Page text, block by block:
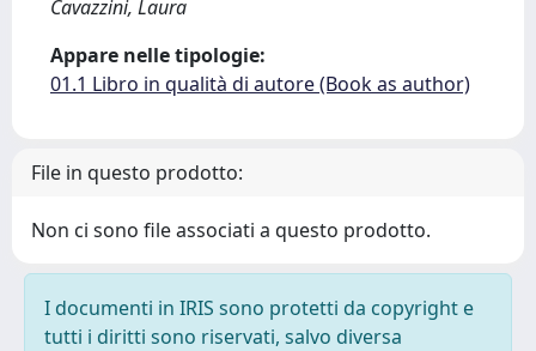
Cavazzini, Laura
Appare nelle tipologie:
01.1 Libro in qualità di autore (Book as author)
File in questo prodotto:
Non ci sono file associati a questo prodotto.
I documenti in IRIS sono protetti da copyright e
tutti i diritti sono riservati, salvo diversa